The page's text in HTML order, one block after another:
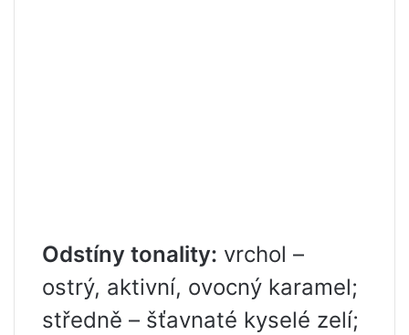
Odstíny tonality: vrchol –
ostrý, aktivní, ovocný karamel;
středně – šťavnaté kyselé zelí;